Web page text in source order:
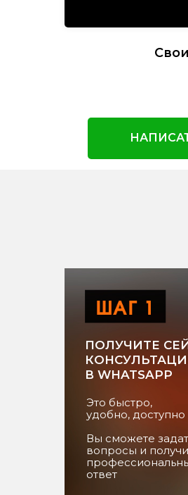
ПОЛУЧИТЕ
В WHATSAPP
Это быстро,
удобно, доступно
Вы сможете
вопросы и
ответ